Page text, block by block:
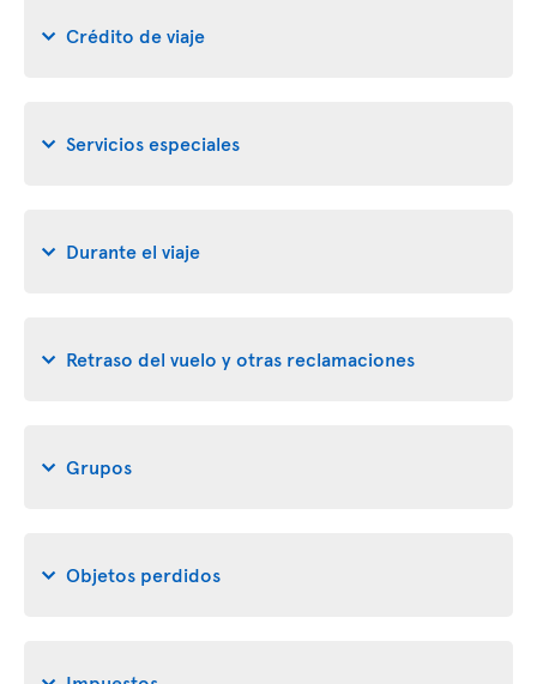
Crédito de viaje
Servicios especiales
Durante el viaje
Retraso del vuelo y otras reclamaciones
Grupos
Objetos perdidos